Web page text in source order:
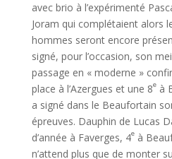
avec brio à l’expérimenté
Joram qui complétaient alors
hommes seront encore
signé, pour l’occasion, son
passage en « moderne »
place à l’Azergues et une 8eà
a signé dans le Beaufortain
épreuves. Dauphin de Lucas
d’année à Faverges, 4eà
n’attend plus que de monter